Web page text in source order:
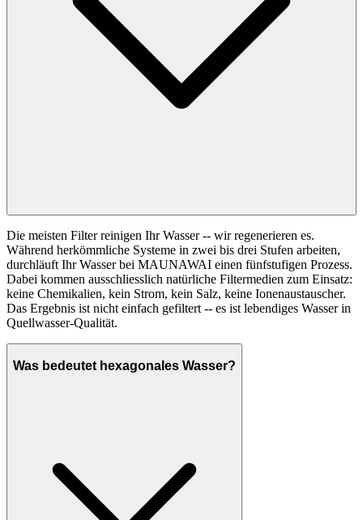
Die meisten Filter reinigen Ihr Wasser -- wir regenerieren es.
Während herkömmliche Systeme in zwei bis drei Stufen arbeiten,
durchläuft Ihr Wasser bei MAUNAWAI einen fünfstufigen Prozess.
Dabei kommen ausschliesslich natürliche Filtermedien zum Einsatz:
keine Chemikalien, kein Strom, kein Salz, keine Ionenaustauscher.
Das Ergebnis ist nicht einfach gefiltert -- es ist lebendiges Wasser in
Quellwasser-Qualität.
Was bedeutet hexagonales Wasser?